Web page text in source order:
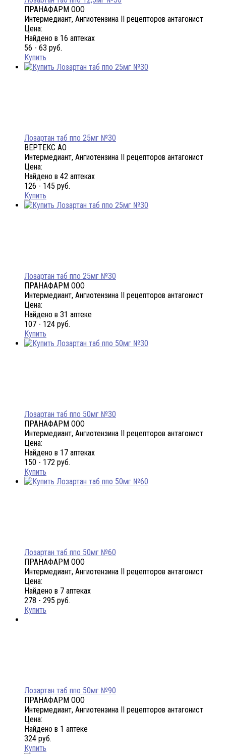
ПРАНАФАРМ ООО
Интермедиант, Ангиотензина II рецепторов антагонист
Цена:
Найдено в 16 аптеках
56 - 63 руб.
Купить
Лозартан таб ппо 25мг №30
ВЕРТЕКС АО
Интермедиант, Ангиотензина II рецепторов антагонист
Цена:
Найдено в 42 аптеках
126 - 145 руб.
Купить
Лозартан таб ппо 25мг №30
ПРАНАФАРМ ООО
Интермедиант, Ангиотензина II рецепторов антагонист
Цена:
Найдено в 31 аптеке
107 - 124 руб.
Купить
Лозартан таб ппо 50мг №30
ПРАНАФАРМ ООО
Интермедиант, Ангиотензина II рецепторов антагонист
Цена:
Найдено в 17 аптеках
150 - 172 руб.
Купить
Лозартан таб ппо 50мг №60
ПРАНАФАРМ ООО
Интермедиант, Ангиотензина II рецепторов антагонист
Цена:
Найдено в 7 аптеках
278 - 295 руб.
Купить
Лозартан таб ппо 50мг №90
ПРАНАФАРМ ООО
Интермедиант, Ангиотензина II рецепторов антагонист
Цена:
Найдено в 1 аптеке
324 руб.
Купить